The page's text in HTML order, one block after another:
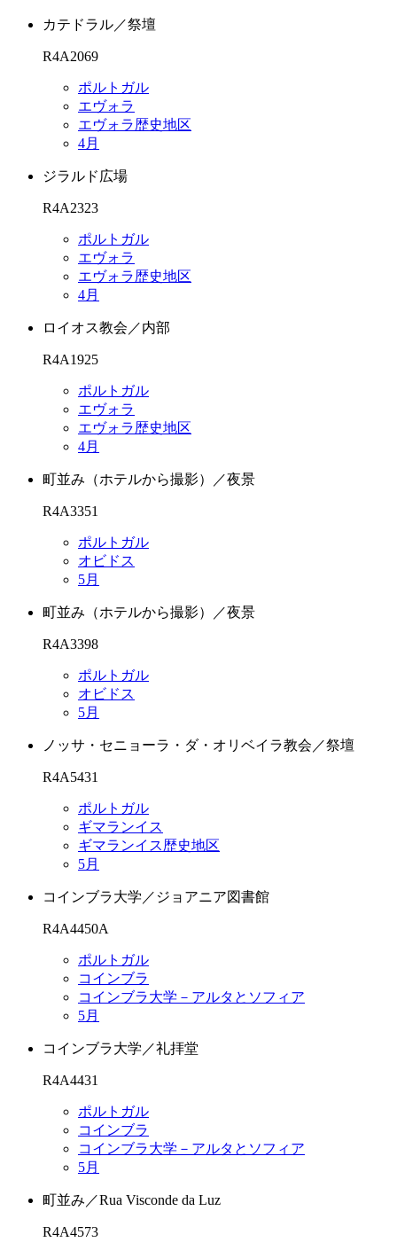
カテドラル／祭壇
R4A2069
ポルトガル
エヴォラ
エヴォラ歴史地区
4月
ジラルド広場
R4A2323
ポルトガル
エヴォラ
エヴォラ歴史地区
4月
ロイオス教会／内部
R4A1925
ポルトガル
エヴォラ
エヴォラ歴史地区
4月
町並み（ホテルから撮影）／夜景
R4A3351
ポルトガル
オビドス
5月
町並み（ホテルから撮影）／夜景
R4A3398
ポルトガル
オビドス
5月
ノッサ・セニョーラ・ダ・オリベイラ教会／祭壇
R4A5431
ポルトガル
ギマランイス
ギマランイス歴史地区
5月
コインブラ大学／ジョアニア図書館
R4A4450A
ポルトガル
コインブラ
コインブラ大学－アルタとソフィア
5月
コインブラ大学／礼拝堂
R4A4431
ポルトガル
コインブラ
コインブラ大学－アルタとソフィア
5月
町並み／Rua Visconde da Luz
R4A4573